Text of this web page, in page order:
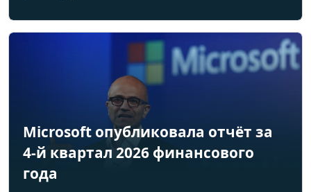
Microsoft опубликовала отчёт за
4-й квартал 2026 финансового
года